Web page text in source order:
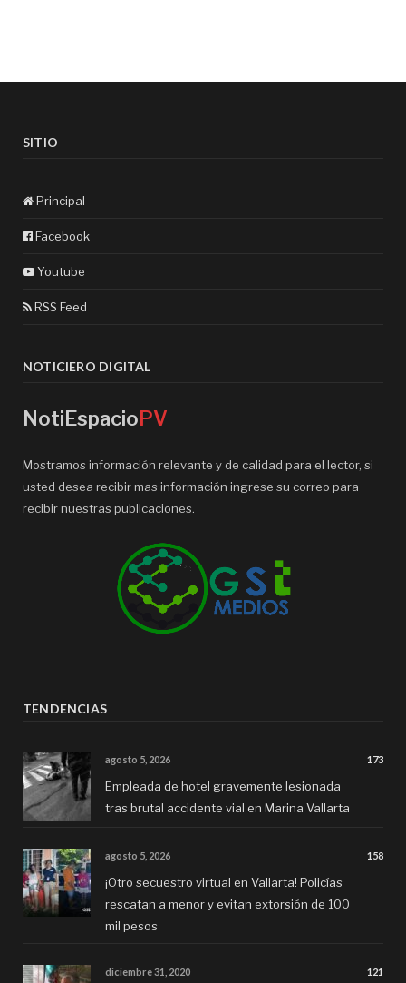
SITIO
Principal
Facebook
Youtube
RSS Feed
NOTICIERO DIGITAL
NotiEspacioPV
Mostramos información relevante y de calidad para el lector, si
usted desea recibir mas información ingrese su correo para
recibir nuestras publicaciones.
TENDENCIAS
agosto 5, 2026 173
Empleada de hotel gravemente lesionada
tras brutal accidente vial en Marina Vallarta
agosto 5, 2026 158
¡Otro secuestro virtual en Vallarta! Policías
rescatan a menor y evitan extorsión de 100
mil pesos
diciembre 31, 2020 121